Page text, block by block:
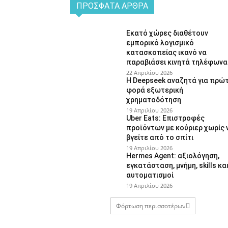
ΠΡΌΣΦΑΤΑ ΆΡΘΡΑ
Εκατό χώρες διαθέτουν
εμπορικό λογισμικό
κατασκοπείας ικανό να
παραβιάσει κινητά τηλέφωνα
22 Απριλίου 2026
Η Deepseek αναζητά για
φορά εξωτερική
χρηματοδότηση
19 Απριλίου 2026
Uber Eats: Επιστροφές
προϊόντων με κούριερ χωρίς
βγείτε από το σπίτι
19 Απριλίου 2026
Hermes Agent: αξιολόγηση,
εγκατάσταση, μνήμη, skills και
αυτοματισμοί
19 Απριλίου 2026
Φόρτωση περισσοτέρων